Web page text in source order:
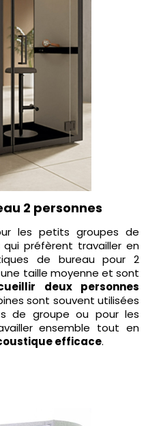
2 personnes
les petits groupes de
préfèrent travailler en
de bureau pour 2
taille moyenne et sont
deux personnes
sont souvent utilisées
de groupe ou pour les
ensemble tout en
efficace.